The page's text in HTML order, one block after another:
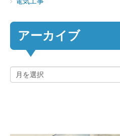
アーカイブ